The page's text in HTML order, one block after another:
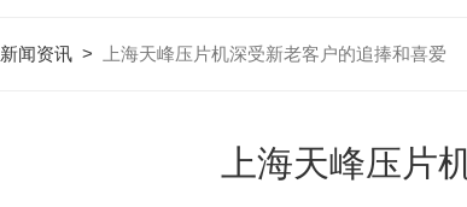
新闻资讯 > 上海天峰压片机深受新老客户的追捧和喜爱
上海天峰压片